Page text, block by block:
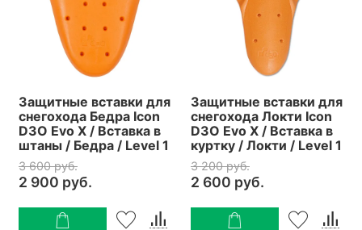
Защитные вставки для
снегохода Бедра Icon
D3O Evo X / Вставка в
штаны / Бедра / Level 1
3 600 руб.
2 900 руб.
Защитные вставки для
снегохода Локти Icon
D3O Evo X / Вставка в
куртку / Локти / Level 1
3 200 руб.
2 600 руб.